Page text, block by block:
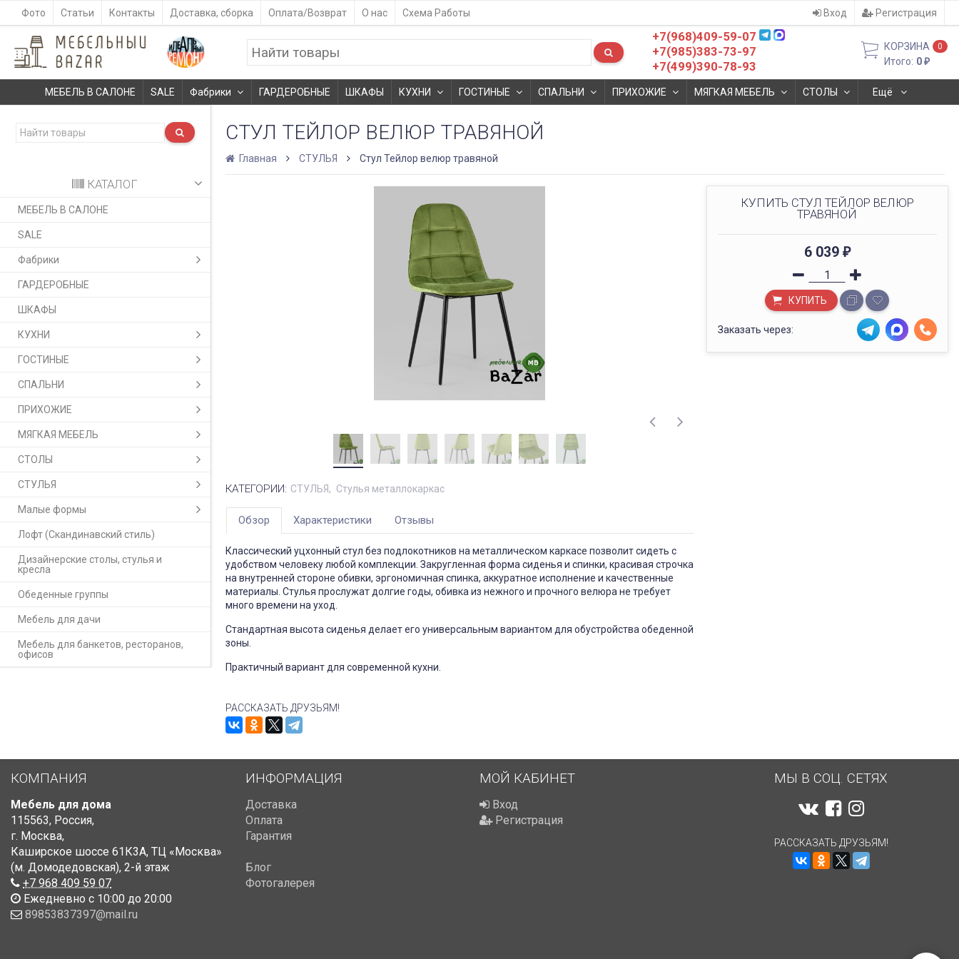
Фото Статьи Контакты Доставка, сборка Оплата/Возврат О нас Схема Работы Вход Регистрация
+7(968)409-59-07
+7(985)383-73-97
+7(499)390-78-93
КОРЗИНА 0
Итого: 0₽
МЕБЕЛЬ В САЛОНЕ SALE Фабрики ГАРДЕРОБНЫЕ ШКАФЫ КУХНИ ГОСТИНЫЕ СПАЛЬНИ ПРИХОЖИЕ МЯГКАЯ МЕБЕЛЬ СТОЛЫ Ещё
КАТАЛОГ
МЕБЕЛЬ В САЛОНЕ
SALE
Фабрики
ГАРДЕРОБНЫЕ
ШКАФЫ
КУХНИ
ГОСТИНЫЕ
СПАЛЬНИ
ПРИХОЖИЕ
МЯГКАЯ МЕБЕЛЬ
СТОЛЫ
СТУЛЬЯ
Малые формы
Лофт (Скандинавский стиль)
Дизайнерские столы, стулья и
кресла
Обеденные группы
Мебель для дачи
Мебель для банкетов, ресторанов,
офисов
СТУЛ ТЕЙЛОР ВЕЛЮР ТРАВЯНОЙ
Главная СТУЛЬЯ Стул Тейлор велюр травяной
КУПИТЬ СТУЛ ТЕЙЛОР ВЕЛЮР
ТРАВЯНОЙ
6 039 ₽
КУПИТЬ
Заказать через:
КАТЕГОРИИ: СТУЛЬЯ Стулья металлокаркас
Обзор Характеристики Отзывы
Классический уцхонный стул без подлокотников на металлическом каркасе позволит сидеть с
удобством человеку любой комплекции. Закругленная форма сиденья и спинки, красивая строчка
на внутренней стороне обивки, эргономичная спинка, аккуратное исполнение и качественные
материалы. Стулья прослужат долгие годы, обивка из нежного и прочного велюра не требует
много времени на уход.
Стандартная высота сиденья делает его универсальным вариантом для обустройства обеденной
зоны.
Практичный вариант для современной кухни.
РАССКАЗАТЬ ДРУЗЬЯМ!
КОМПАНИЯ
Мебель для дома
115563, Россия,
г. Москва,
Каширское шоссе 61К3А, ТЦ «Москва»
(м. Домодедовская), 2-й этаж
+7 968 409 59 07
Ежедневно с 10:00 до 20:00
89853837397@mail.ru
ИНФОРМАЦИЯ
Доставка
Оплата
Гарантия
Блог
Фотогалерея
МОЙ КАБИНЕТ
Вход
Регистрация
МЫ В СОЦ. СЕТЯХ
РАССКАЗАТЬ ДРУЗЬЯМ!